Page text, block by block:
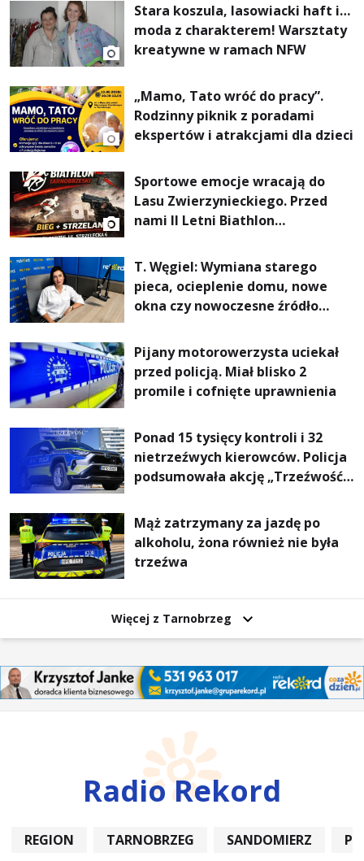
Stara koszula, lasowiacki haft i…
moda z charakterem! Warsztaty
kreatywne w ramach NFW
„Mamo, Tato wróć do pracy”.
Rodzinny piknik z poradami
ekspertów i atrakcjami dla dzieci
Sportowe emocje wracają do
Lasu Zwierzynieckiego. Przed
nami II Letni Biathlon
T. Węgiel: Wymiana starego
pieca, ocieplenie domu, nowe
okna czy nowoczesne źródło
rachunki za energię, lepszy
komfort życia i... czystsze
powietrze
Pijany motorowerzysta uciekał
przed policją. Miał blisko 2
promile i cofnięte uprawnienia
Ponad 15 tysięcy kontroli i 32
nietrzeźwych kierowców. Policja
podsumowała akcję „Trzeźwość”
Mąż zatrzymany za jazdę po
alkoholu, żona również nie była
trzeźwa
Więcej z Tarnobrzeg
Radio Rekord
REGION TARNOBRZEG SANDOMIERZ